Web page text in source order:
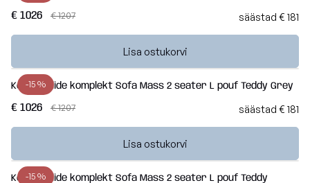
€ 1026 € 1207 säästad € 181
Lisa ostukorvi
-15 %
Kott-toolide komplekt Sofa Mass 2 seater L pouf Teddy Grey
€ 1026 € 1207 säästad € 181
Lisa ostukorvi
-15 %
Kott-toolide komplekt Sofa Mass 2 seater L pouf Teddy